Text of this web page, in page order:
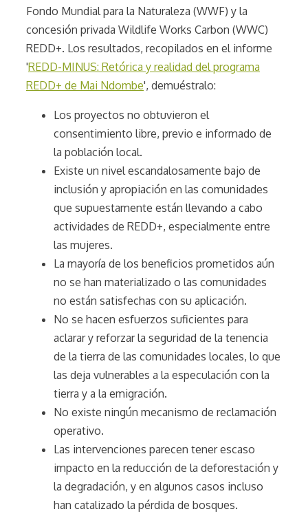
Fondo Mundial para la Naturaleza (WWF) y la
concesión privada Wildlife Works Carbon (WWC)
REDD+. Los resultados, recopilados en el informe
'REDD-MINUS: Retórica y realidad del programa
REDD+ de Mai Ndombe', demuéstralo:
Los proyectos no obtuvieron el
consentimiento libre, previo e informado de
la población local.
Existe un nivel escandalosamente bajo de
inclusión y apropiación en las comunidades
que supuestamente están llevando a cabo
actividades de REDD+, especialmente entre
las mujeres.
La mayoría de los beneficios prometidos aún
no se han materializado o las comunidades
no están satisfechas con su aplicación.
No se hacen esfuerzos suficientes para
aclarar y reforzar la seguridad de la tenencia
de la tierra de las comunidades locales, lo que
las deja vulnerables a la especulación con la
tierra y a la emigración.
No existe ningún mecanismo de reclamación
operativo.
Las intervenciones parecen tener escaso
impacto en la reducción de la deforestación y
la degradación, y en algunos casos incluso
han catalizado la pérdida de bosques.